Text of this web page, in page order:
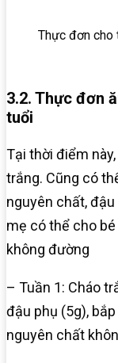
Thực đơn cho
3.2. Thực đơn
tuổi
Tại thời điểm
trắng. Cũng có
nguyên chất,
mẹ có thể cho
không đường
– Tuần 1: Cháo
đậu phụ (5g),
nguyên chất